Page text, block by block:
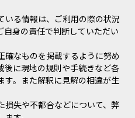
いる情報は、ご利用の際の状況
自身の責任で判断していただい
確なものを掲載するように努め
後に現地の規則や手続きなど各
す。また解釈に見解の相違が生
損失や不都合などについて、弊